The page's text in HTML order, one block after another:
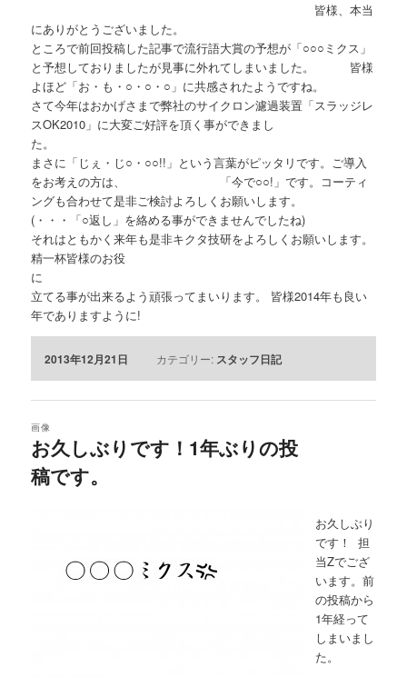
皆様、本当
にありがとうございました。
ところで前回投稿した記事で流行語大賞の予想が「○○○ミクス」
と予想しておりましたが見事に外れてしまいました。 皆様
よほど「お・も・○・○・○」に共感されたようですね。
さて今年はおかげさまで弊社のサイクロン濾過装置「スラッジレ
スOK2010」に大変ご好評を頂く事ができまし
た
まさに「じぇ・じ○・○○!!」という言葉がピッタリです。ご導入
をお考えの方は、 「今で○○!」です。コーティ
ングも合わせて是非ご検討よろしくお願いします。
(・・・「○返し」を絡める事ができませんでしたね)
それはともかく来年も是非キクタ技研をよろしくお願いします。
精一杯皆様のお役
立てる事が出来るよう頑張ってまいります。 皆様2014年も良い
年でありますように!
2013年12月21日 カテゴリー: スタッフ日記
お久しぶりです！1年ぶりの投
稿です。
画像
お久しぶり
です！ 担
当Zでござ
います。前
の投稿から
1年経って
しまいまし
た。